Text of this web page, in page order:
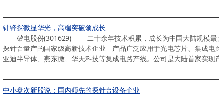
针锋探微显华光，高端突破领成长
矽电股份(301629) 二十余年技术积累，成长为中国大陆规模最
探针台量产的国家级高新技术企业，产品广泛应用于光电芯片、集成
亚迪半导体、燕东微、华天科技等集成电路产线。公司是大陆首家实现
中小盘次新股说：国内领先的探针台设备企业